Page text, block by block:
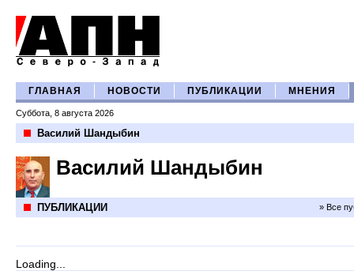
ГЛАВНАЯ НОВОСТИ ПУБЛИКАЦИИ МНЕНИЯ
Суббота, 8 августа 2026
Василий Шандыбин
Василий Шандыбин
ПУБЛИКАЦИИ » Все
Loading...